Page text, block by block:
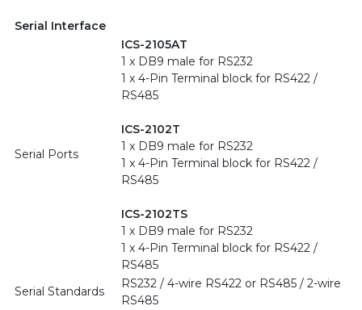
Serial Interface
Serial Ports
ICS-2105AT
1 x DB9 male for RS232
1 x 4-Pin Terminal block for RS422 /
RS485
ICS-2102T
1 x DB9 male for RS232
1 x 4-Pin Terminal block for RS422 /
RS485
ICS-2102TS
1 x DB9 male for RS232
1 x 4-Pin Terminal block for RS422 /
RS485
Serial Standards
RS232 / 4-wire RS422 or RS485 / 2-wire
RS485